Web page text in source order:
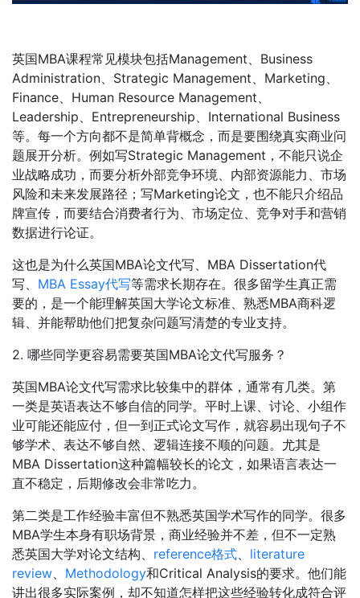
英国MBA课程常见模块包括Management、Business
Administration、Strategic Management、Marketing、
Finance、Human Resource Management、
Leadership、Entrepreneurship、International Business
等。每一个方向都不是简单背概念，而是要围绕真实商业问
题展开分析。例如写Strategic Management，不能只说企
业战略成功，而要分析外部竞争环境、内部资源能力、市场
风险和未来发展路径；写Marketing论文，也不能只介绍品
牌宣传，而要结合消费者行为、市场定位、竞争对手和营销
数据进行论证。
这也是为什么英国MBA论文代写、MBA Dissertation代
写、 MBA Essay代写等需求长期存在。很多留学生真正需
要的，是一个能理解英国大学论文标准、熟悉MBA商科逻
辑、并能帮助他们把复杂问题写清楚的专业支持。
2. 哪些同学更容易需要英国MBA论文代写服务？
英国MBA论文代写需求比较集中的群体，通常有几类。第
一类是英语表达不够自信的同学。平时上课、讨论、小组作
业可能还能应付，但一到正式论文写作，就容易出现句子不
够学术、表达不够自然、逻辑连接不顺的问题。尤其是
MBA Dissertation这种篇幅较长的论文，如果语言表达一
直不稳定，后期修改会非常吃力。
第二类是工作经验丰富但不熟悉英国学术写作的同学。很多
MBA学生本身有职场背景，商业经验并不差，但不一定熟
悉英国大学对论文结构、 reference格式、 literature
review、 Methodology和Critical Analysis的要求。他们能
讲出很多实际案例，却不知道怎样把这些经验转化成符合评